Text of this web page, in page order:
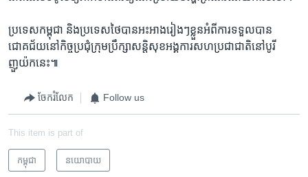
ប្រទេស​កម្ពុជា ​និង​ប្រទេស​ថៃ​បាន​អះអាង​រៀងៗ​ខ្លួន​អំពី​ការ​ទទួល​បាន​
ជោគជ័យ​នៅ​កិច្ច​ប្រជុំ​ក្រុម​ប្រឹក្សា​សន្តិសុខ​អង្គការ​សហ​ប្រជា​ជាតិ​នៅ​បូរី​
ញួយ៉ក​នេះ៕
ចែករំលែក Follow us
This item is part of
កម្ពុជា នយោបាយ